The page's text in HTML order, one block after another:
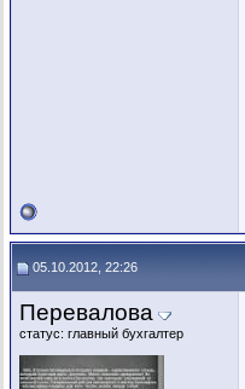
05.10.2012, 22:26
Перевалова
статус: главный бухгалтер